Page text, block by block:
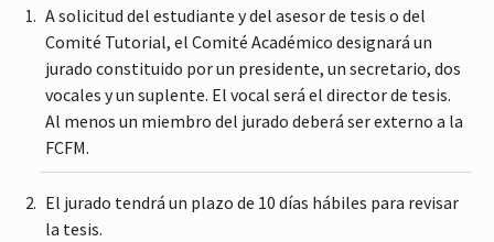
A solicitud del estudiante y del asesor de tesis o del
Comité Tutorial, el Comité Académico designará un
jurado constituido por un presidente, un secretario, dos
vocales y un suplente. El vocal será el director de tesis.
Al menos un miembro del jurado deberá ser externo a la
FCFM.
El jurado tendrá un plazo de 10 días hábiles para revisar
la tesis.